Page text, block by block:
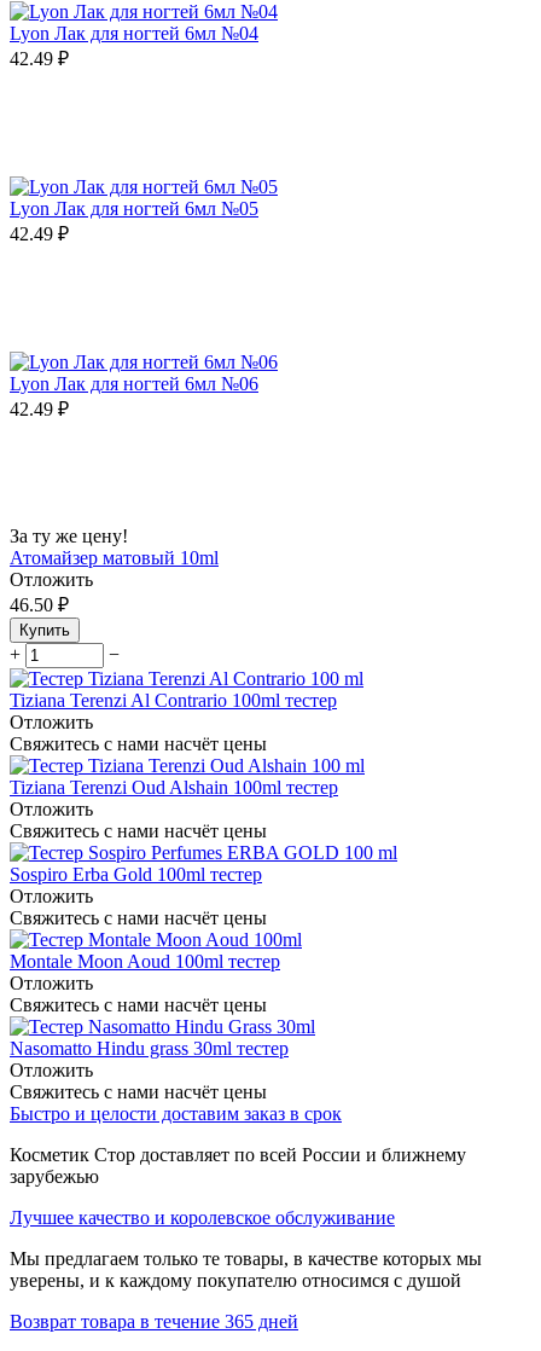
Lyon Лак для ногтей 6мл №04
42.49 ₽
Lyon Лак для ногтей 6мл №05
42.49 ₽
Lyon Лак для ногтей 6мл №06
42.49 ₽
За ту же цену!
Атомайзер матовый 10ml
Отложить
46.50 ₽
Купить
+ −
Tiziana Terenzi Al Contrario 100ml тестер
Отложить
Свяжитесь с нами насчёт цены
Tiziana Terenzi Oud Alshain 100ml тестер
Отложить
Свяжитесь с нами насчёт цены
Sospiro Erba Gold 100ml тестер
Отложить
Свяжитесь с нами насчёт цены
Montale Moon Aoud 100ml тестер
Отложить
Свяжитесь с нами насчёт цены
Nasomatto Hindu grass 30ml тестер
Отложить
Свяжитесь с нами насчёт цены
Быстро и целости доставим заказ в срок
Косметик Стор доставляет по всей России и ближнему
зарубежью
Лучшее качество и королевское обслуживание
Мы предлагаем только те товары, в качестве которых мы
уверены, и к каждому покупателю относимся с душой
Возврат товара в течение 365 дней